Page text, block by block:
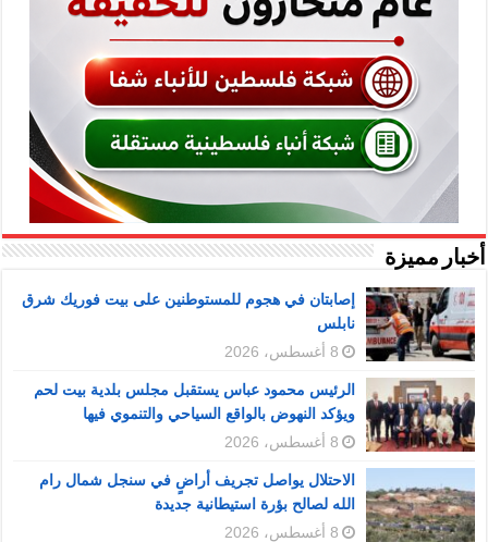
أخبار مميزة
إصابتان في هجوم للمستوطنين على بيت فوريك شرق
نابلس
8 أغسطس، 2026
الرئيس محمود عباس يستقبل مجلس بلدية بيت لحم
ويؤكد النهوض بالواقع السياحي والتنموي فيها
8 أغسطس، 2026
الاحتلال يواصل تجريف أراضٍ في سنجل شمال رام
الله لصالح بؤرة استيطانية جديدة
8 أغسطس، 2026